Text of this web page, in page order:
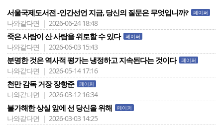
서울국제도서전 -인간선언 지금, 당신의 질문은 무엇입니까? 페이퍼
나와같다면 | 2026-06-24 18:48
죽은 사람이 산 사람을 위로할 수 있다 페이퍼
나와같다면 | 2026-06-03 15:43
분명한 것은 역사적 평가는 냉정하고 지속된다는 것이다 페이퍼
나와같다면 | 2026-05-14 17:16
천만 감독 거장 장항준 페이퍼
나와같다면 | 2026-03-12 16:34
불가해한 상실 앞에 선 당신을 위해 페이퍼
나와같다면 | 2026-03-03 14:25